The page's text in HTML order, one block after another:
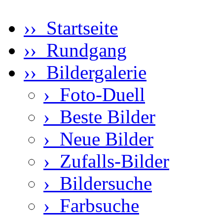
›› Startseite
›› Rundgang
›› Bildergalerie
› Foto-Duell
› Beste Bilder
› Neue Bilder
› Zufalls-Bilder
› Bildersuche
› Farbsuche